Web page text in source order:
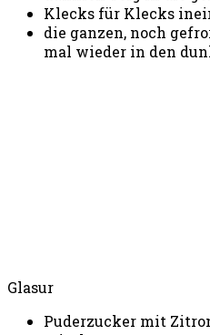
Klecks für Klecks
die ganzen, noch
mal wieder in den
Glasur
Puderzucker mit